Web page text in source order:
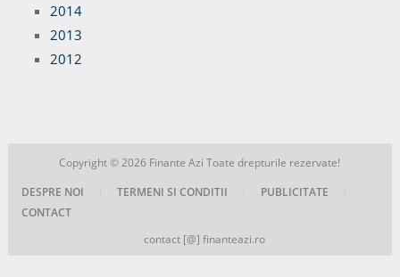
2014
2013
2012
Copyright © 2026 Finante AziToate drepturile rezervate!
DESPRE NOI
TERMENI SI CONDITII PUBLICITATE
CONTACT
contact [@] finanteazi.ro